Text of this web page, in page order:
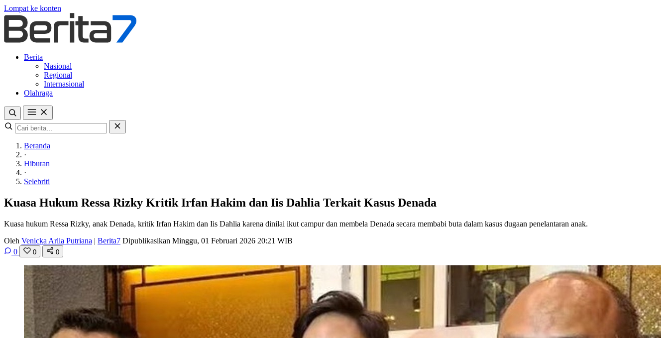
Lompat ke konten
Berita
Nasional
Regional
Internasional
Olahraga
Beranda
·
Hiburan
·
Selebriti
Kuasa Hukum Ressa Rizky Kritik Irfan Hakim dan Iis Dahlia Terkait Kasus Denada
Kuasa hukum Ressa Rizky, anak Denada, kritik Irfan Hakim dan Iis Dahlia karena dinilai ikut campur dan membela Denada secara membabi buta dalam kasus dugaan penelantaran anak.
Oleh Venicka Arlia Putriana | Berita7 Dipublikasikan Minggu, 01 Februari 2026 20:21 WIB
0
0 0